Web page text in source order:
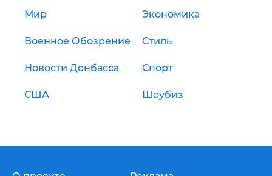
Мир Экономика
Военное Обозрение Стиль
Новости Донбасса Спорт
США Шоубиз